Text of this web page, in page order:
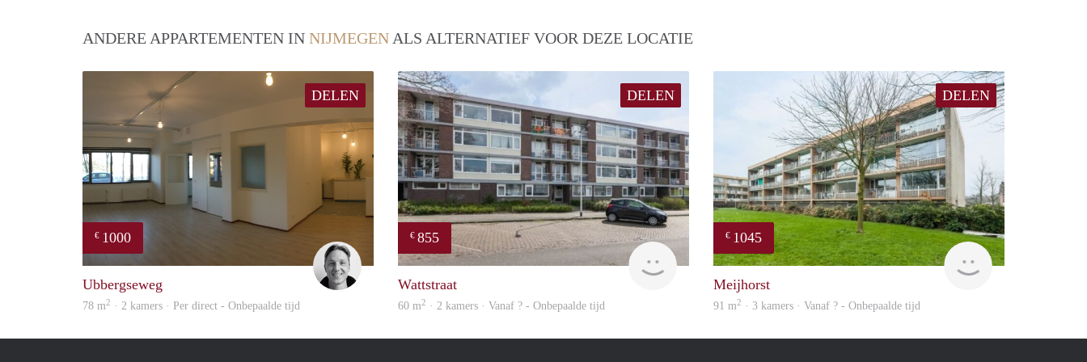
ANDERE APPARTEMENTEN IN NIJMEGEN ALS ALTERNATIEF VOOR DEZE LOCATIE
DELEN
€ 1000
Ubbergseweg
78 m2 · 2 kamers · Per direct - Onbepaalde tijd
DELEN
€ 855
Wattstraat
60 m2 · 2 kamers · Vanaf ? - Onbepaalde tijd
DELEN
€ 1045
finder
Meijhorst
91 m2 · 3 kamers · Vanaf ? - Onbepaalde tijd